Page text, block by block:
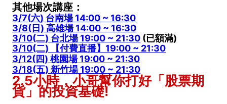
其他場次講座：
3/7(六) 台南場 14:00 ~ 16:30
3/8(日) 高雄場 14:00 ~ 16:30
3/10(二) 台北場 19:00 ~ 21:30 (已額滿)
3/10(二) 【付費直播】19:00 ~ 21:30
3/12(四) 桃園場 19:00 ~ 21:30
3/18(五) 新竹場 19:00 ~ 21:30
2.5小時，小哥幫你打好「股票期
貨」的投資基礎!